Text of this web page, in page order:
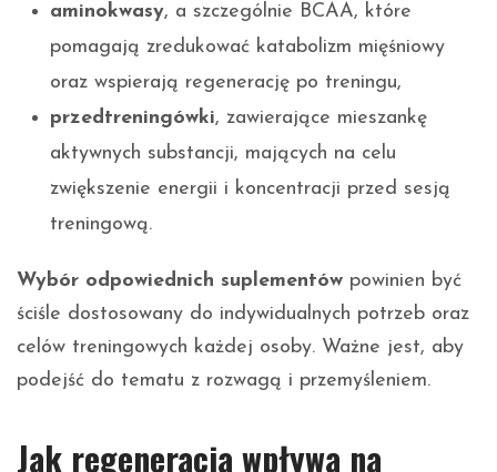
aminokwasy, a szczególnie BCAA, które
pomagają zredukować katabolizm mięśniowy
oraz wspierają regenerację po treningu,
przedtreningówki, zawierające mieszankę
aktywnych substancji, mających na celu
zwiększenie energii i koncentracji przed sesją
treningową.
Wybór odpowiednich suplementów powinien być
ściśle dostosowany do indywidualnych potrzeb oraz
celów treningowych każdej osoby. Ważne jest, aby
podejść do tematu z rozwagą i przemyśleniem.
Jak regeneracja wpływa na